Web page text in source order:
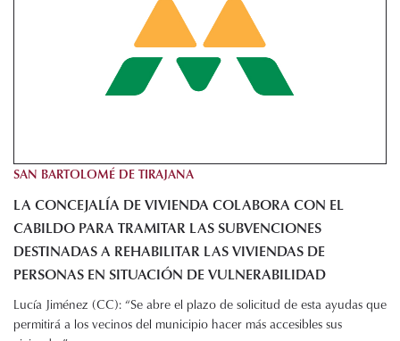
SAN BARTOLOMÉ DE TIRAJANA
LA CONCEJALÍA DE VIVIENDA COLABORA CON EL
CABILDO PARA TRAMITAR LAS SUBVENCIONES
DESTINADAS A REHABILITAR LAS VIVIENDAS DE
PERSONAS EN SITUACIÓN DE VULNERABILIDAD
Lucía Jiménez (CC): “Se abre el plazo de solicitud de esta ayudas que
permitirá a los vecinos del municipio hacer más accesibles sus